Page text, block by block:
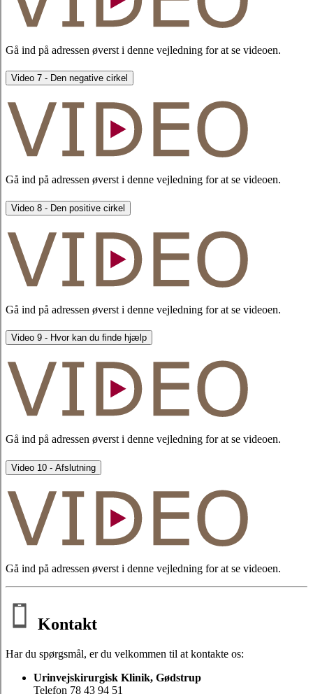
Gå ind på adressen øverst i denne vejledning for at se videoen.
Video 7 - Den negative cirkel
Gå ind på adressen øverst i denne vejledning for at se videoen.
Video 8 - Den positive cirkel
Gå ind på adressen øverst i denne vejledning for at se videoen.
Video 9 - Hvor kan du finde hjælp
Gå ind på adressen øverst i denne vejledning for at se videoen.
Video 10 - Afslutning
Gå ind på adressen øverst i denne vejledning for at se videoen.
Kontakt
Har du spørgsmål, er du velkommen til at kontakte os:
Urinvejskirurgisk Klinik, Gødstrup
Telefon 78 43 94 51